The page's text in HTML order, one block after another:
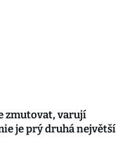
zmutovat, varují
je prý druhá největší